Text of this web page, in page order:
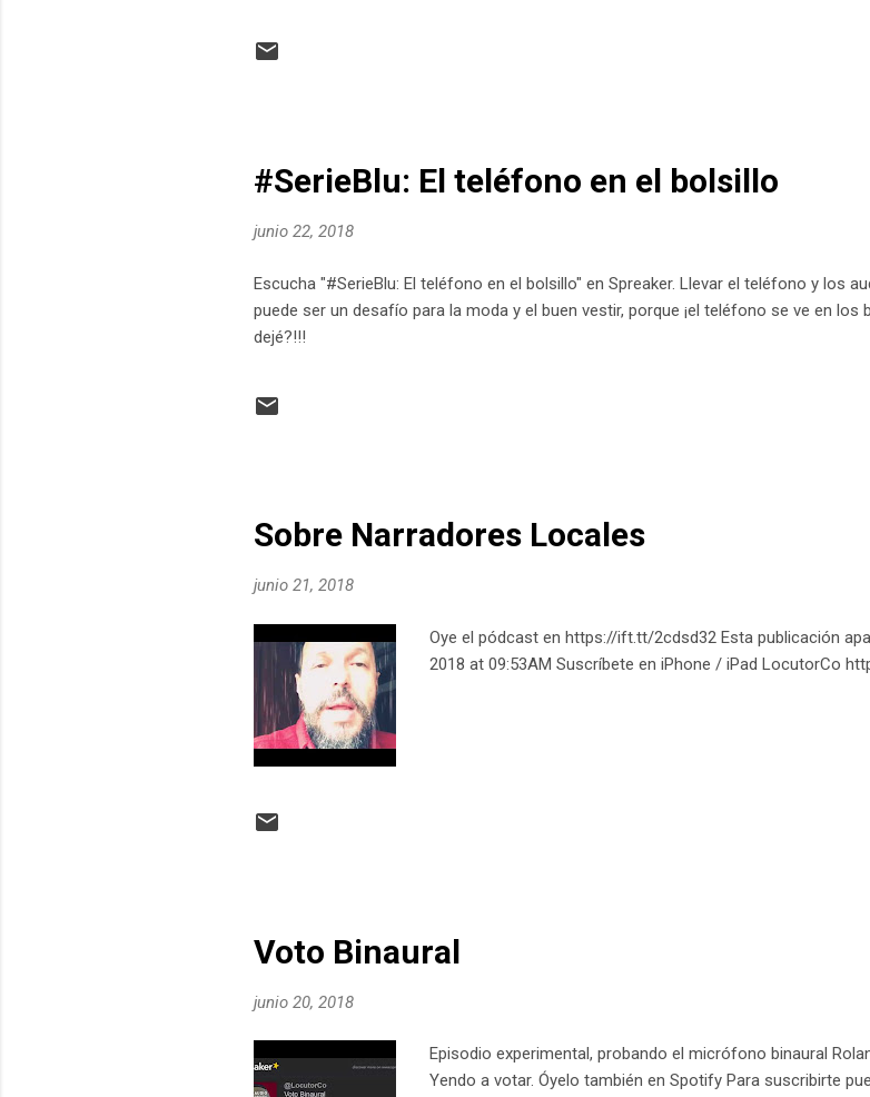
#SerieBlu: El teléfono en el bolsillo
junio 22, 2018
Escucha "#SerieBlu: El teléfono en el bolsillo" en Spreaker. Llevar el teléfono y los
puede ser un desafío para la moda y el buen vestir, porque ¡el teléfono se ve en
dejé?!!!
Sobre Narradores Locales
junio 21, 2018
Oye el pódcast en https://ift.tt/2cdsd32 Esta publicación
2018 at 09:53AM Suscríbete en iPhone / iPad LocutorCo
Voto Binaural
junio 20, 2018
Episodio experimental, probando el micrófono binaural
Yendo a votar. Óyelo también en Spotify Para suscribirte